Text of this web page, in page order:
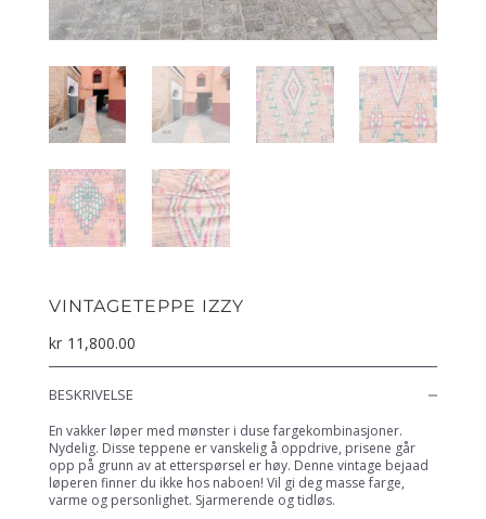
VINTAGETEPPE IZZY
kr 11,800.00
BESKRIVELSE
En vakker løper med mønster i duse fargekombinasjoner.
Nydelig. Disse teppene er vanskelig å oppdrive, prisene går
opp på grunn av at etterspørsel er høy. Denne vintage bejaad
løperen finner du ikke hos naboen! Vil gi deg masse farge,
varme og personlighet. Sjarmerende og tidløs.